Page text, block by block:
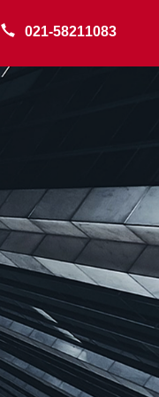
021-58211083